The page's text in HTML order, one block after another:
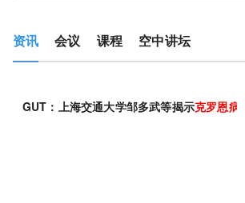
资讯 会议 课程 空中讲坛
GUT：上海交通大学邹多武等揭示克罗恩病